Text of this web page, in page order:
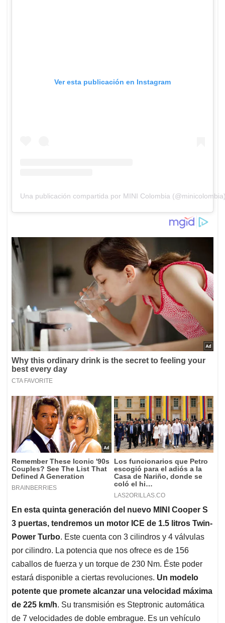
Ver esta publicación en Instagram
Una publicación compartida por MINI Colombia
En esta quinta generación del nuevo MINI Cooper S
3 puertas, tendremos un motor ICE de 1.5 litros Twin-
Power Turbo. Este cuenta con 3 cilindros y 4 válvulas
por cilindro. La potencia que nos ofrece es de 156
caballos de fuerza y un torque de 230 Nm. Éste poder
estará disponible a ciertas revoluciones. Un modelo
potente que promete alcanzar una velocidad máxima
de 225 km/h. Su transmisión es Steptronic automática
de 7 velocidades de doble embrague. Es un vehículo